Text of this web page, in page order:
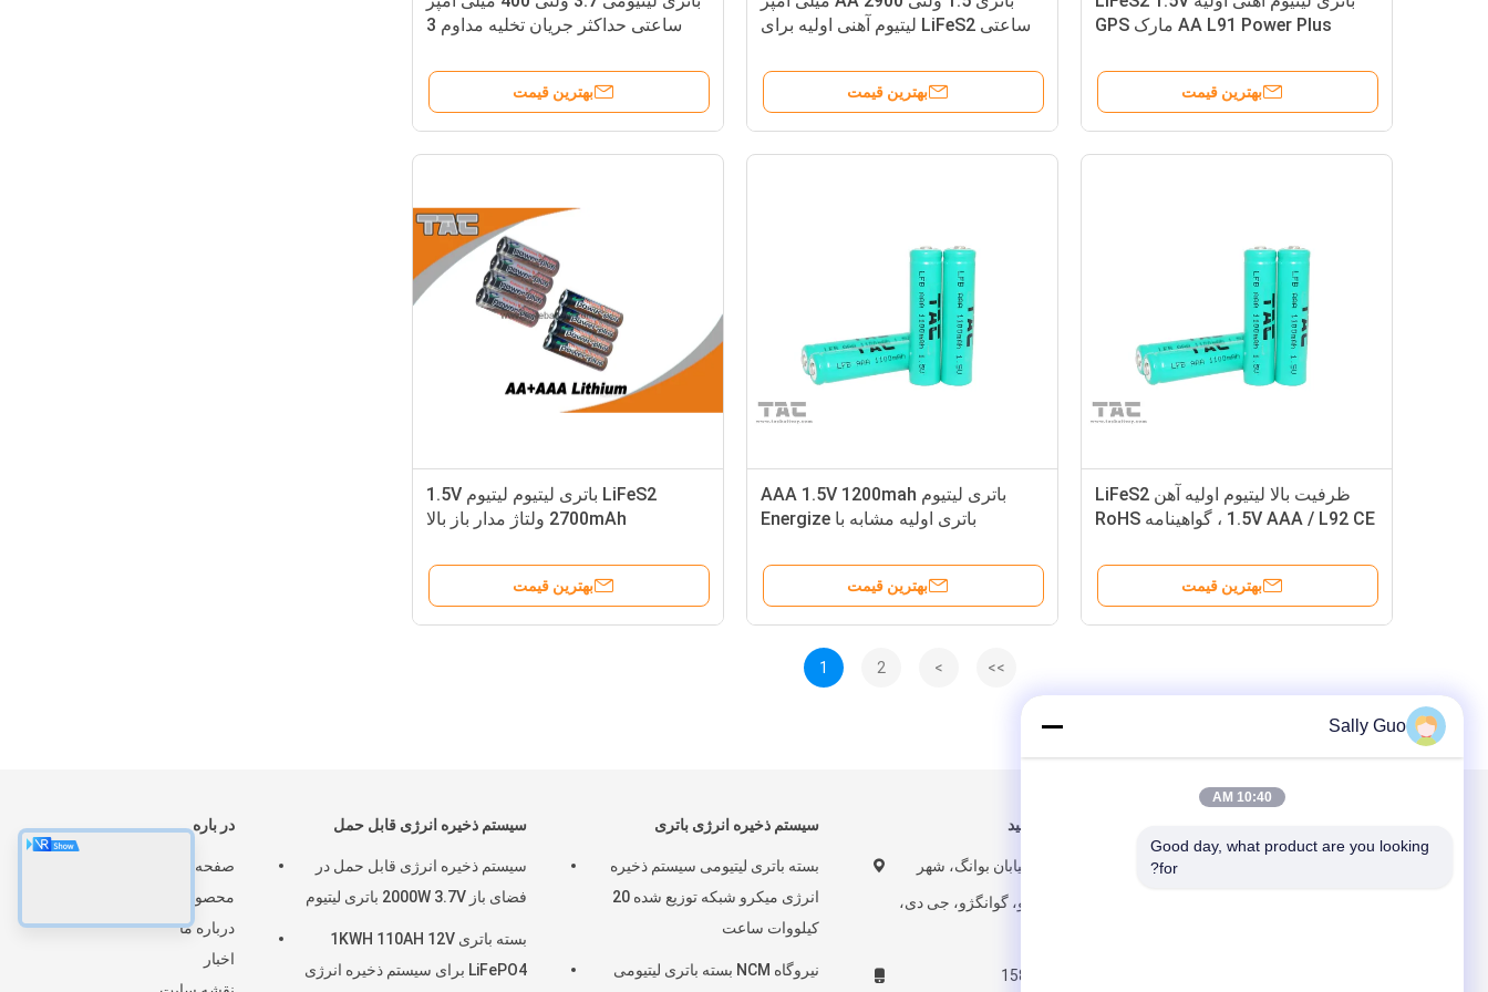
ساعتی حداکثر جریان تخلیه مداوم 3
بهترین قیمت
ساعتی LiFeS2 لیتیوم آهنی اولیه برای
بهترین قیمت
AA L91 Power Plus مارک GPS
بهترین قیمت
LiFeS2 باتری لیتیوم لیتیوم 1.5V
2700mAh ولتاژ مدار باز بالا
بهترین قیمت
باتری لیتیوم AAA 1.5V 1200mah
باتری اولیه مشابه با Energize
بهترین قیمت
ظرفیت بالا لیتیوم اولیه آهن LiFeS2
1.5V AAA / L92 CE ، گواهینامه RoHS
بهترین قیمت
1 2 > >>
در باره
صفحه اصلی
محصولات
درباره ما
اخبار
سیستم ذخیره انرژی قابل حمل
سیستم ذخیره انرژی قابل حمل در
فضای باز 2000W 3.7V باتری لیتیوم
بسته باتری 1KWH 110AH 12V
LiFePO4 برای سیستم ذخیره انرژی
سیستم ذخیره انرژی باتری
بسته باتری لیتیومی سیستم ذخیره
انرژی میکرو شبکه توزیع شده 20
کیلووات ساعت
نیروگاه NCM بسته باتری لیتیومی
ما را دنبال کنید
شماره 27 خیابان بوانگ، شهر
نان کان، پانیو، گوانگژو، جی دی،
15813319221
Sally Guo
10:40 AM
Good day, what product are you looking
for?